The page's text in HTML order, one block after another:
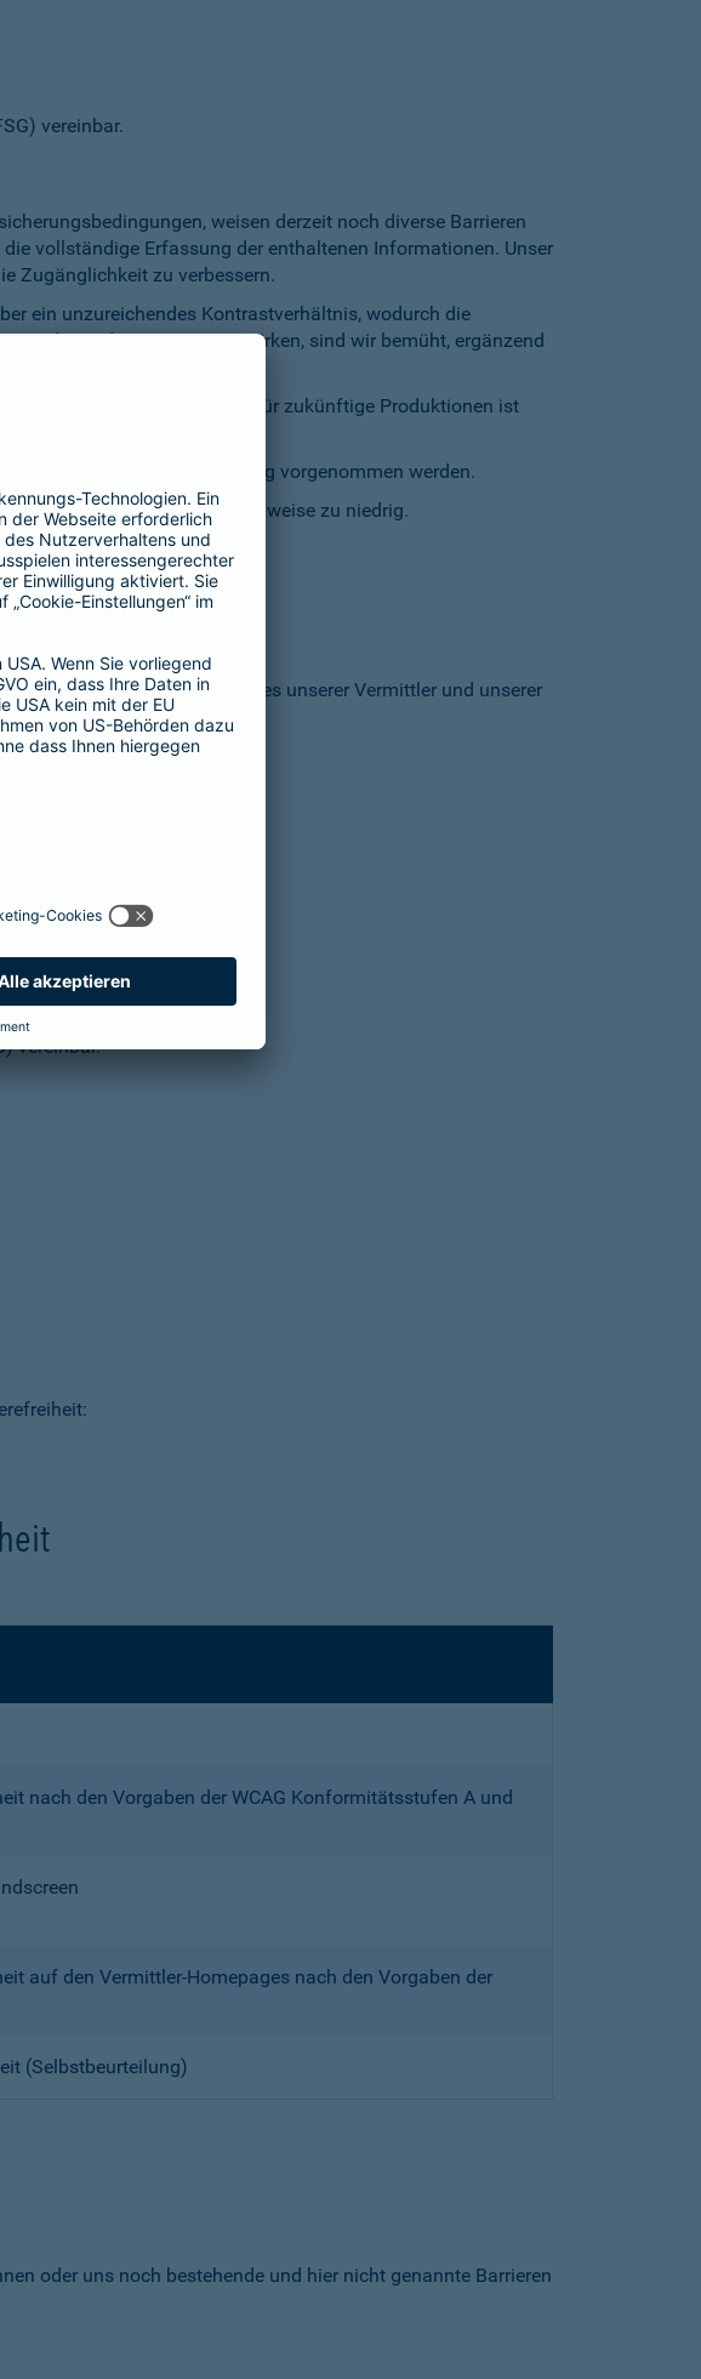
vereinbar.
weisen derzeit noch diverse Barrieren
vollständige Erfassung der enthaltenen Informationen. Unser
Zugänglichkeit zu verbessern.
ein unzureichendes Kontrastverhältnis, wodurch die
sind. Um dem entgegenzuwirken, sind wir bemüht, ergänzend
Zugänglichkeit einschränkt. Für zukünftige Produktionen ist
nicht per Tastaturbedienung vorgenommen werden.
und Hintergrund stellenweise zu niedrig.
auf den Homepages unserer Vermittler und unserer
vereinbar.
nach den Vorgaben der WCAG Konformitätsstufen A und
auf den Vermittler-Homepages nach den Vorgaben der
(Selbstbeurteilung)
oder uns noch bestehende und hier nicht genannte Barrieren